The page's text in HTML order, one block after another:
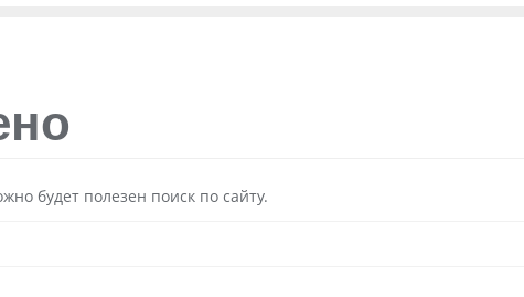
будет полезен поиск по сайту.